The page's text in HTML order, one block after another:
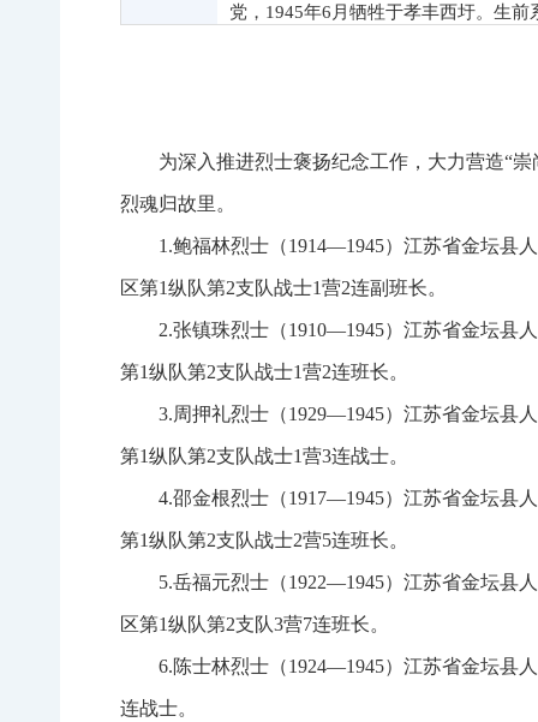
党，1945年6月牺牲于孝丰西圩。生前
为深入推进烈士褒扬纪念工作，大力营造“
烈魂归故里。
1.鲍福林烈士（1914—1945）江苏省金坛县
区第1纵队第2支队战士1营2连副班长。
2.张镇珠烈士（1910—1945）江苏省金坛县
第1纵队第2支队战士1营2连班长。
3.周押礼烈士（1929—1945）江苏省金坛县
第1纵队第2支队战士1营3连战士。
4.邵金根烈士（1917—1945）江苏省金坛县
第1纵队第2支队战士2营5连班长。
5.岳福元烈士（1922—1945）江苏省金坛县
区第1纵队第2支队3营7连班长。
6.陈士林烈士（1924—1945）江苏省金坛县
连战士。